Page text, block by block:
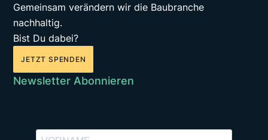
Gemeinsam verändern wir die Baubranche
nachhaltig.
Bist Du dabei?
JETZT SPENDEN
Newsletter Abonnieren